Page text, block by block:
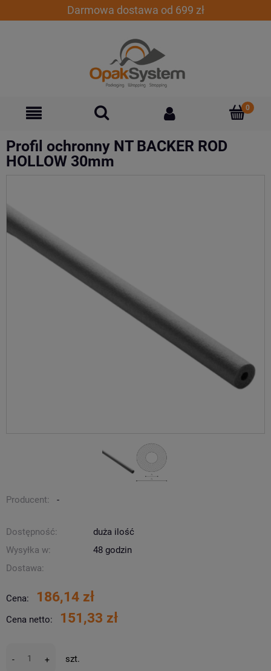
Darmowa dostawa od 699 zł
Profil ochronny NT BACKER ROD
HOLLOW 30mm
Producent: -
Dostępność:
duża ilość
Wysyłka w:
48 godzin
Dostawa:
Cena: 186,14 zł
Cena netto: 151,33 zł
- + szt.